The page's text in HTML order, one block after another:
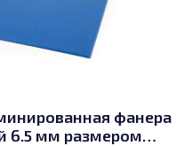
фанера
6.5 мм размером